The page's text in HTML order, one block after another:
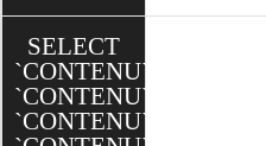
SELECT
`CONTENU`.`ID`,